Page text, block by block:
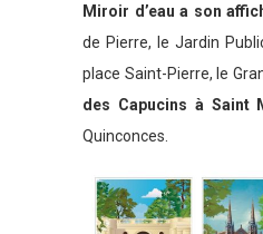
Miroir d’eau a son
de Pierre, le Jardin
place Saint-Pierre, le
des Capucins à Saint
Quinconces.